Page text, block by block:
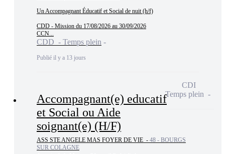
Un Accompagnant Éducatif et Social de nuit (h/f)
CDD - Mission du 17/08/2026 au 30/09/2026
CCN...
CDD - Temps plein
Publié il y a 13 jours
Accompagnant(e) educatif
et Social ou Aide
soignant(e) (H/F)
ASS STE ANGELE MAS FOYER DE VIE - 48 - BOURGS
SUR COLAGNE
CDI
Temps plein